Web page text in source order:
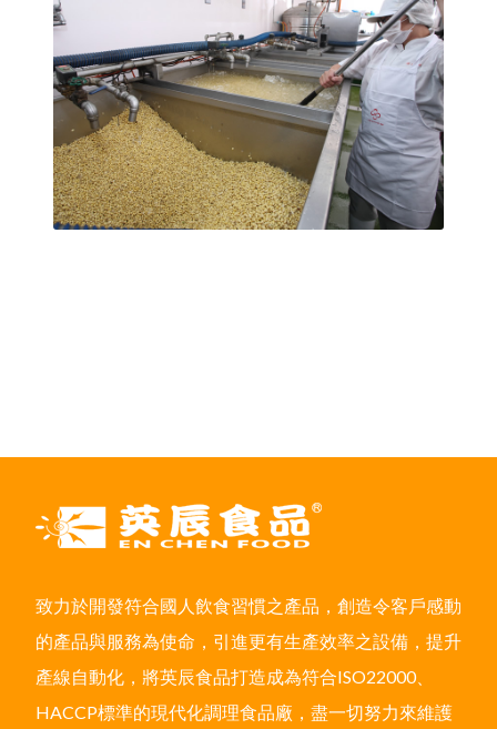
致力於開發符合國人飲食習慣之產品，創造令客戶感動
的產品與服務為使命，引進更有生產效率之設備，提升
產線自動化，將英辰食品打造成為符合ISO22000、
HACCP標準的現代化調理食品廠，盡一切努力來維護